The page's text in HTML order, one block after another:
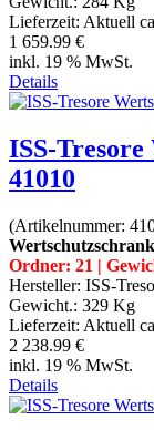
Lieferzeit: Aktuell
1 659.99 €
inkl. 19 % MwSt.
Details
ISS-Tresore
41010
(Artikelnummer:
Ordner: 21 |
Hersteller: ISS-
Gewicht.: 329 Kg
Lieferzeit: Aktuell
2 238.99 €
inkl. 19 % MwSt.
Details